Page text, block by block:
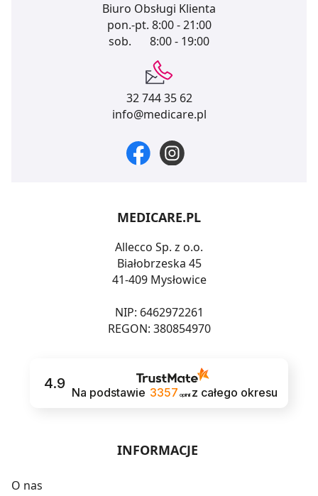
Biuro Obsługi Klienta
pon.-pt. 8:00 - 21:00
sob.
8:00 - 19:00
32 744 35 62
info@medicare.pl
MEDICARE.PL
Allecco Sp. z o.o.
Białobrzeska 45
41-409 Mysłowice
NIP: 6462972261
REGON: 380854970
4.9
Na podstawie 3357 opinii z całego okresu
INFORMACJE
O nas